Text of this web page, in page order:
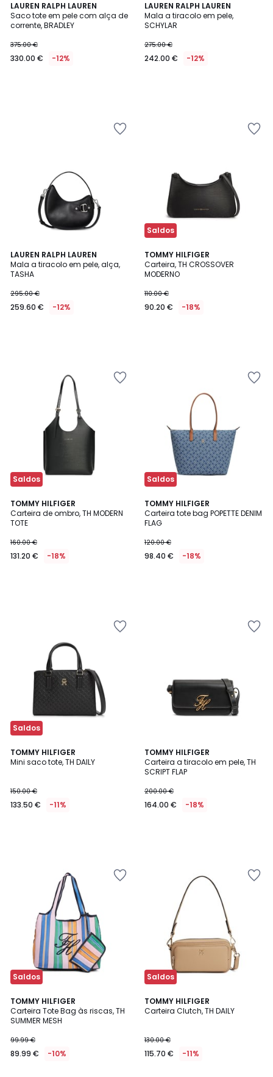
LAUREN RALPH LAUREN
Saco tote em pele com alça de
corrente, BRADLEY
375.00 €
330.00 € -12%
LAUREN RALPH LAUREN
Mala a tiracolo em pele,
SCHYLAR
275.00 €
242.00 € -12%
LAUREN RALPH LAUREN
Mala a tiracolo em pele, alça,
TASHA
295.00 €
259.60 € -12%
Saldos
TOMMY HILFIGER
Carteira, TH CROSSOVER
MODERNO
110.00 €
90.20 € -18%
Saldos
TOMMY HILFIGER
Carteira de ombro, TH MODERN
TOTE
160.00 €
131.20 € -18%
Saldos
TOMMY HILFIGER
Carteira tote bag POPETTE DENIM
FLAG
120.00 €
98.40 € -18%
Saldos
TOMMY HILFIGER
Mini saco tote, TH DAILY
150.00 €
133.50 € -11%
TOMMY HILFIGER
Carteira a tiracolo em pele, TH
SCRIPT FLAP
200.00 €
164.00 € -18%
Saldos
TOMMY HILFIGER
Carteira Tote Bag às riscas, TH
SUMMER MESH
99.99 €
89.99 € -10%
Saldos
TOMMY HILFIGER
Carteira Clutch, TH DAILY
130.00 €
115.70 € -11%